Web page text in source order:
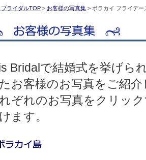
ブライダルTOP > お客様の写真集 > ボラカイ フライデー
Bridalで結婚式を挙げら
お客様のお写真をご紹
ぞれのお写真をクリッ
ます。